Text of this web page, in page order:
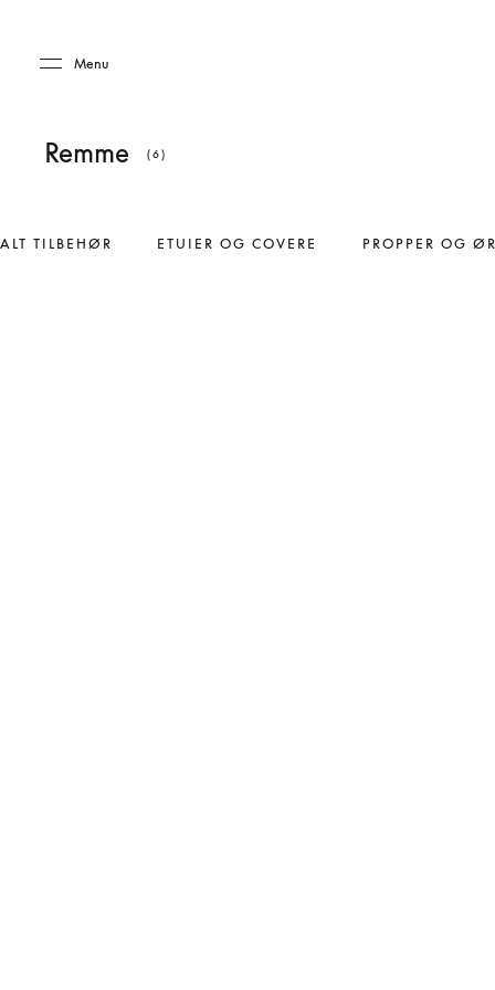
Menu
Remme (6)
ALT TILBEHØR ETUIER OG COVERE PROPPER OG